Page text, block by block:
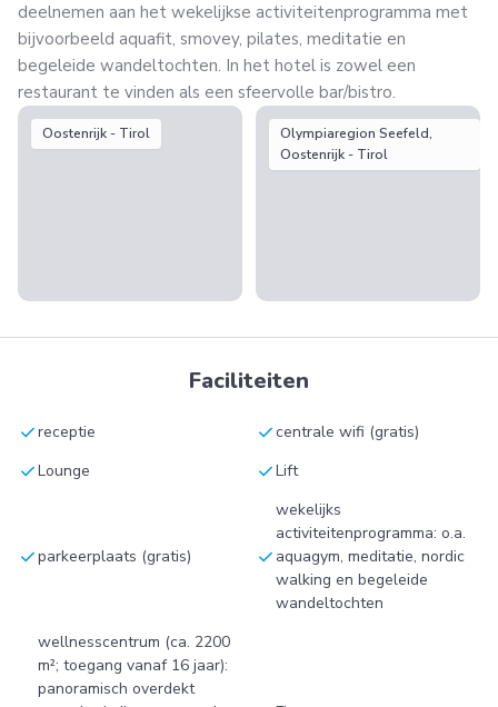
deelnemen aan het wekelijkse activiteitenprogramma met
bijvoorbeeld aquafit, smovey, pilates, meditatie en
begeleide wandeltochten. In het hotel is zowel een
restaurant te vinden als een sfeervolle bar/bistro.
Oostenrijk - Tirol
Olympiaregion Seefeld,
Oostenrijk - Tirol
Faciliteiten
checkreceptie checkcentrale wifi (gratis)
checkLounge checkLift
checkparkeerplaats (gratis) check
wekelijks
activiteitenprogramma: o.a.
aquagym, meditatie, nordic
walking en begeleide
wandeltochten
wellnesscentrum (ca. 2200
m²; toegang vanaf 16 jaar):
panoramisch overdekt